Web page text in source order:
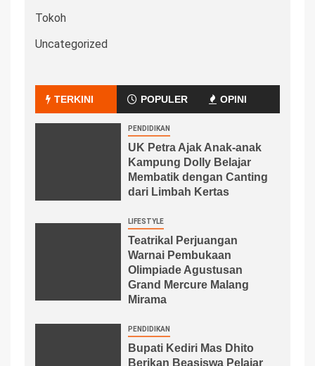
Tokoh
Uncategorized
TERKINI POPULER OPINI
PENDIDIKAN
UK Petra Ajak Anak-anak
Kampung Dolly Belajar
Membatik dengan Canting
dari Limbah Kertas
LIFESTYLE
Teatrikal Perjuangan
Warnai Pembukaan
Olimpiade Agustusan
Grand Mercure Malang
Mirama
PENDIDIKAN
Bupati Kediri Mas Dhito
Berikan Beasiswa Pelajar